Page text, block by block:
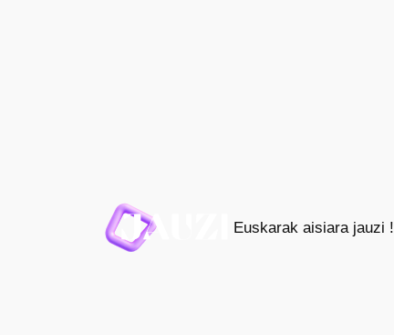
Euskarak aisiara jauzi !